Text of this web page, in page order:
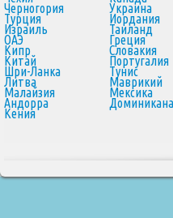
Черногория Украина
Турция Иордания
Израиль Таиланд
ОАЭ Греция
Кипр Словакия
Китай Португалия
Шри-Ланка Тунис
Литва Маврикий
Малайзия Мексика
Андорра Доминикана
Кения